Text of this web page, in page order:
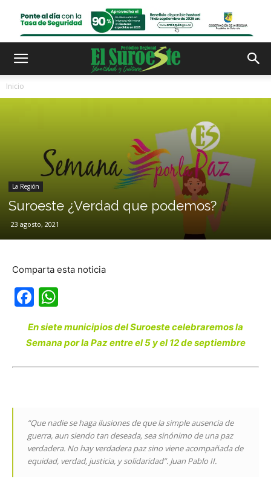
Inicio
La Región
Suroeste ¿Verdad que podemos?
23 agosto, 2021
Comparta esta noticia
Facebook
En siete municipios del Suroeste celebraremos la
Semana por la Paz entre el 5 y el 12 de septiembre
“Que nadie se haga ilusiones de que la simple ausencia de
guerra, aun siendo tan deseada, sea sinónimo de una paz
verdadera. No hay verdadera paz sino viene acompañada de
equidad, verdad, justicia, y solidaridad”. Juan Pablo II.